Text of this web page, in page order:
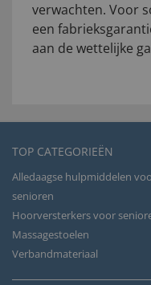
verwachten. Voor
een
aan de wettelijke
TOP CATEGORIEËN
Alledaagse hulpmiddelen
senioren
Hoorversterkers voor
Massagestoelen
Verbandmateriaal